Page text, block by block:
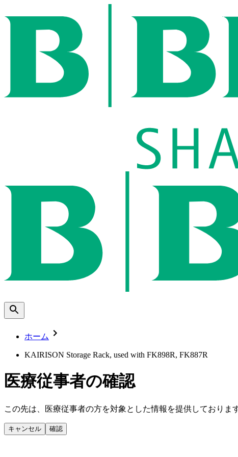
ホーム
KAIRISON Storage Rack, used with FK898R, FK887R
医療従事者の確認
この先は、医療従事者の方を対象とした情報を提供しており
キャンセル 確認